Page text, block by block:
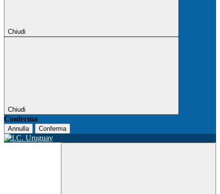
Chiudi
Chiudi
Conferma
Annulla Conferma